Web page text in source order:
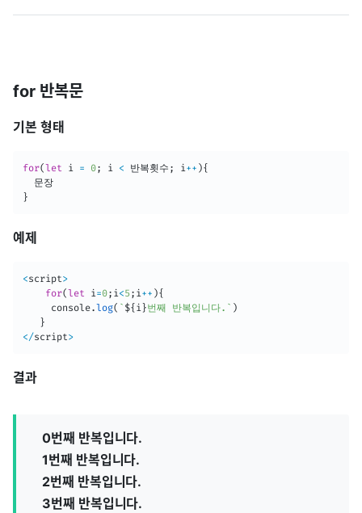
for 반복문
기본 형태
for(let i = 0; i < 반복횟수 ; i++ ){
}
예제
<script>
for(let i=0; i<5 ; i++ ){
     console
.log( ` ${ i }번째 반복입니다. ` )
}
</script>
결과
0번째 반복입니다.
1번째 반복입니다.
2번째 반복입니다.
3번째 반복입니다.